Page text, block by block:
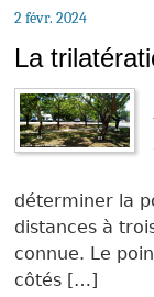
2 févr. 2024
La
déterminer la
distances à
connue. Le
côtés […]